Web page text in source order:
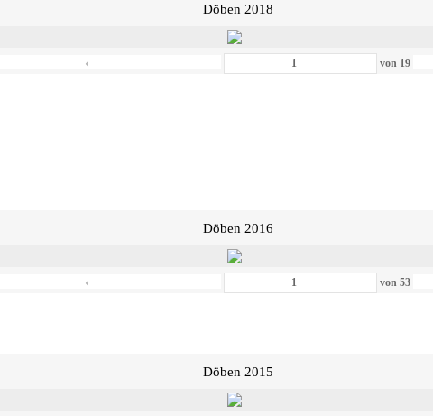
Döben 2018
‹ von 19
Döben 2016
‹ von53
Döben 2015